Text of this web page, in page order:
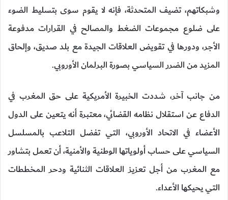
وشبكاتهم، تضيف المتحدثة، فإنه لا يقوم سوى بتسليط الضوء
على ضلوع مجموعات الضغط والمصالح في القرارات مدفوعة
الأجر، ودورها في تقويض العلاقات الجيدة مع بلد صديق، وإلحاق
المزيد من الضرر السياسي بصورة البرلمان الأوروبي.
من جانب آخر، شددت الخبيرة الأمريكية على حق المغرب في
الدفاع عن استقلال نظامه القضائي، معتبرة أنه يتعين على الدول
الأعضاء في الاتحاد الأوروبي، التي تفضل التلاعب بالمسلسل
السياسي على حساب أولوياتها الوطنية والأمنية، أن تعمل بتشاور
مع المغرب من أجل تعزيز العلاقات الثنائية ودحر المخططات
التي يحيكها الأعداء.